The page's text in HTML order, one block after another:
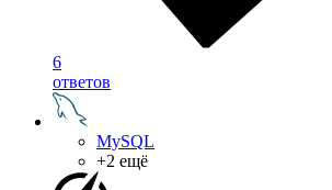
6
ответов
MySQL
+2 ещё